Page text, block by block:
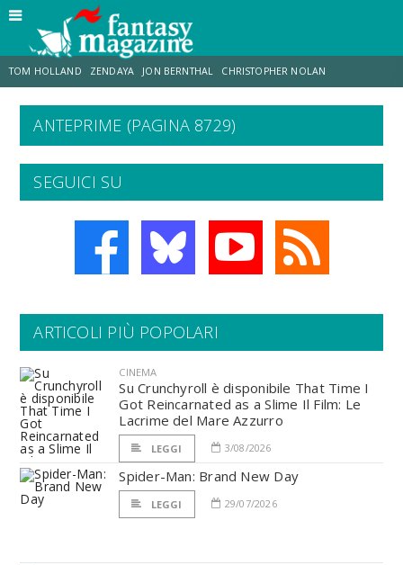
TOM HOLLAND ZENDAYA JON BERNTHAL CHRISTOPHER NOLAN
STRANIMONDI LUCCA COMICS & GAMES ODISSEA
SPIDER-MAN: BRAND NEW DAY
ANTEPRIME (PAGINA 8729)
SEGUICI SU
ARTICOLI PIÙ POPOLARI
CINEMA
Su Crunchyroll è disponibile That Time I
Got Reincarnated as a Slime Il Film: Le
Lacrime del Mare Azzurro
LEGGI 3/08/2026
Spider-Man: Brand New Day
LEGGI 29/07/2026